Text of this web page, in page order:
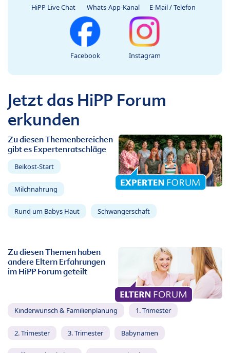
HiPP Live Chat Whats-App-Kanal E-Mail / Telefon
Facebook Instagram
Jetzt das HiPP Forum
erkunden
Zu diesen Themenbereichen
gibt es Expertenratschläge
Beikost-Start
Milchnahrung
Rund um Babys Haut Schwangerschaft
Zu diesen Themen haben
andere Eltern Erfahrungen
im HiPP Forum geteilt
Kinderwunsch & Familienplanung 1. Trimester
2. Trimester 3. Trimester Babynamen